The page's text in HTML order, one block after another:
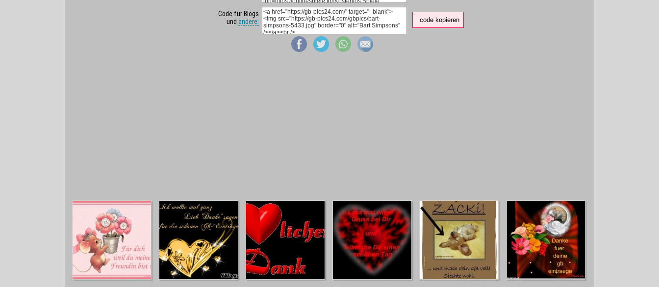
Code für Blogs
und andere: code kopieren